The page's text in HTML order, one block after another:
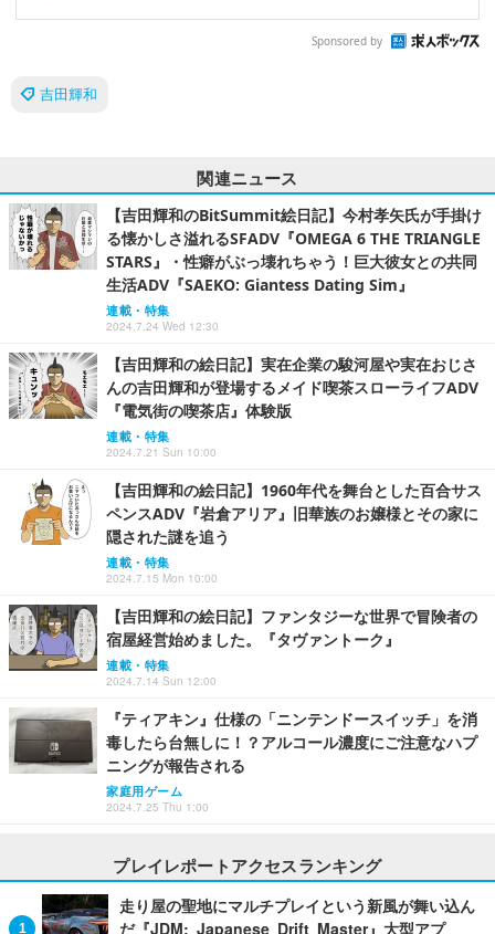
Sponsored by
吉田輝和
関連ニュース
【吉田輝和のBitSummit絵日記】今村孝矢氏が手掛け
る懐かしさ溢れるSFADV『OMEGA 6 THE TRIANGLE
STARS』・性癖がぶっ壊れちゃう！巨大彼女との共同
生活ADV『SAEKO: Giantess Dating Sim』
連載・特集
2024.7.24 Wed 12:30
【吉田輝和の絵日記】実在企業の駿河屋や実在おじさ
んの吉田輝和が登場するメイド喫茶スローライフADV
『電気街の喫茶店』体験版
連載・特集
2024.7.21 Sun 10:00
【吉田輝和の絵日記】1960年代を舞台とした百合サス
ペンスADV『岩倉アリア』旧華族のお嬢様とその家に
隠された謎を追う
連載・特集
2024.7.15 Mon 10:00
【吉田輝和の絵日記】ファンタジーな世界で冒険者の
宿屋経営始めました。『タヴァントーク』
連載・特集
2024.7.14 Sun 12:00
『ティアキン』仕様の「ニンテンドースイッチ」を消
毒したら台無しに！？アルコール濃度にご注意なハプ
ニングが報告される
家庭用ゲーム
2024.7.25 Thu 1:00
プレイレポートアクセスランキング
走り屋の聖地にマルチプレイという新風が舞い込ん
だ『JDM: Japanese Drift Master』大型アプ